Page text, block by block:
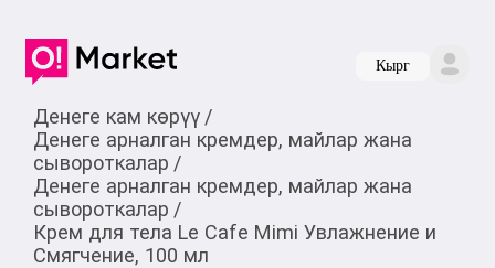
Кырг
Денеге кам көрүү /
Денеге арналган кремдер, майлар жана
сывороткалар /
Денеге арналган кремдер, майлар жана
сывороткалар /
Крем для тела Le Cafe Mimi Увлажнение и
Смягчение, 100 мл